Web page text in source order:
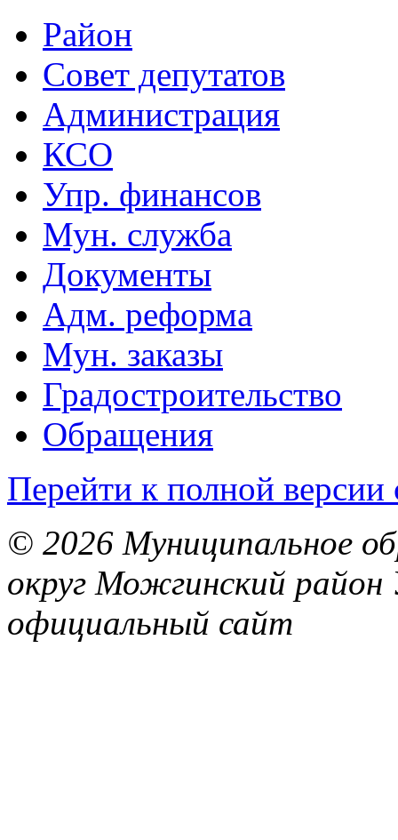
Район
Совет депутатов
Администрация
КСО
Упр. финансов
Мун. служба
Документы
Адм. реформа
Мун. заказы
Градостроительство
Обращения
Перейти к полной версии
© 2026 Муниципальное
округ Можгинский район
официальный сайт